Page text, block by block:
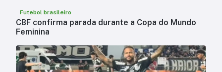
Futebol brasileiro
CBF confirma parada durante a Copa do Mundo
Feminina